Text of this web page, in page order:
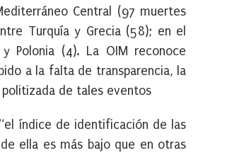
Central (97 muertes
Turquía y Grecia (58); en el
Polonia (4). La OIM reconoce
a la falta de transparencia, la
de tales eventos
índice de identificación de las
ella es más bajo que en otras